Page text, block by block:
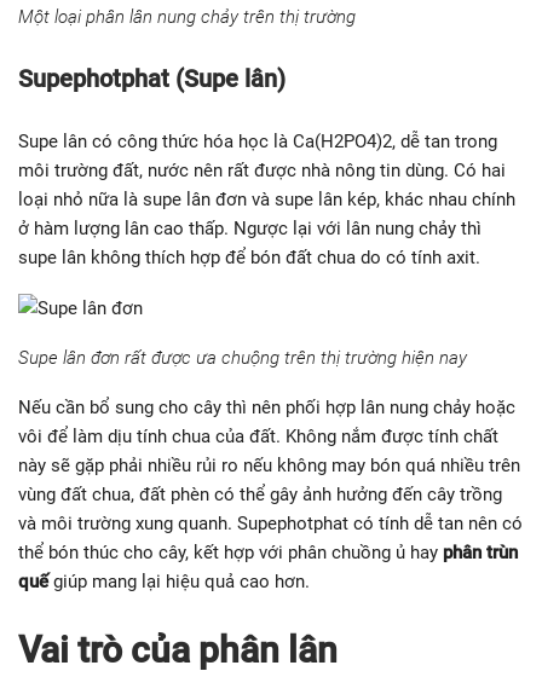
nung quặng photphat ở nhiệt độ cao. Lân nung chảy thường có
đất chua vì có tính kiềm sẽ trung hòa được môi trường đất.
Vùng đất phèn ở đồng bằng sông Cửu Long, đất đồi núi miền
Trung hay đất bạc màu cũng sử dụng được. Hiệu quả phân lân
nung chảy tỉ lệ thuận với đất càng chua, càng phèn.
Một loại phân lân nung chảy trên thị trường
Supe lân có công thức hóa học là Ca(H2PO4)2, dễ tan trong
môi trường đất, nước nên rất được nhà nông tin dùng. Có hai
loại nhỏ nữa là supe lân đơn và supe lân kép, khác nhau chính
ở hàm lượng lân cao thấp. Ngược lại với lân nung chảy thì
supe lân không thích hợp để bón đất chua do có tính axit.
Supe lân đơn rất được ưa chuộng trên thị trường hiện nay